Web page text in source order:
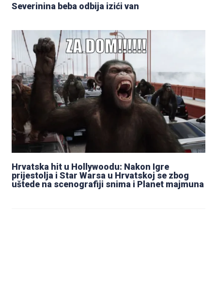
Severinina beba odbija izići van
Hrvatska hit u Hollywoodu: Nakon Igre
prijestolja i Star Warsa u Hrvatskoj se zbog
uštede na scenografiji snima i Planet majmuna